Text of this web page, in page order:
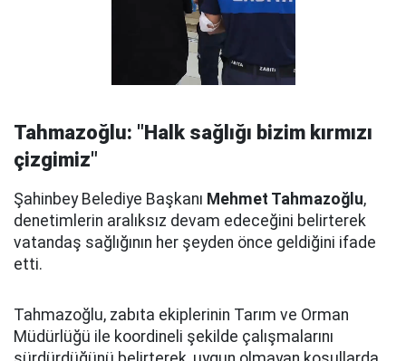
Tahmazoğlu: "Halk sağlığı bizim kırmızı
çizgimiz"
Şahinbey Belediye Başkanı Mehmet Tahmazoğlu,
denetimlerin aralıksız devam edeceğini belirterek
vatandaş sağlığının her şeyden önce geldiğini ifade
etti.
Tahmazoğlu, zabıta ekiplerinin Tarım ve Orman
Müdürlüğü ile koordineli şekilde çalışmalarını